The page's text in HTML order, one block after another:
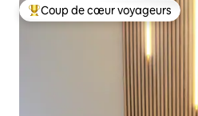
Coups de cœur voyageurs les
Coup de cœur voyageurs